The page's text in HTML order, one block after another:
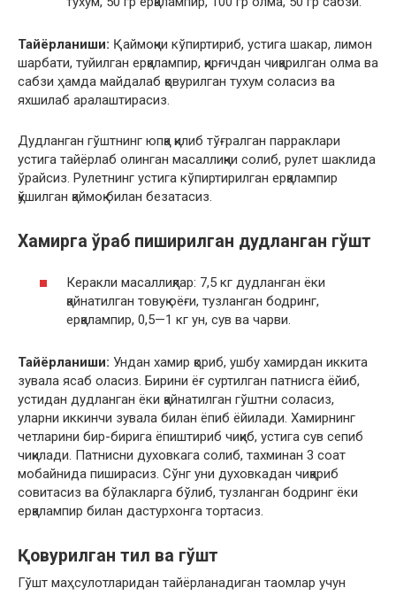
Тайёрланиши: Қаймоқни кўпиртириб, устига шакар, лимон
шарбати, туйилган ерқалампир, қирғичдан чиқарилган олма ва
сабзи ҳамда майдалаб қовурилган тухум соласиз ва
яхшилаб аралаштирасиз.
Дудланган гўштнинг юпқа қилиб тўғралган парраклари
устига тайёрлаб олинган масаллиқни солиб, рулет шаклида
ўрайсиз. Рулетнинг устига кўпиртирилган ерқалампир
қўшилган қаймоқ билан безатасиз.
Хамирга ўраб пиширилган дудланган гўшт
Керакли масаллиқлар: 7,5 кг дудланган ёки
қайнатилган товуқ оёғи, тузланган бодринг,
ерқалампир, 0,5—1 кг ун, сув ва чарви.
Тайёрланиши: Ундан хамир қориб, ушбу хамирдан иккита
зувала ясаб оласиз. Бирини ёғ суртилган патнисга ёйиб,
устидан дудланган ёки қайнатилган гўштни соласиз,
уларни иккинчи зувала билан ёпиб ёйилади. Хамирнинг
четларини бир-бирига ёпиштириб чиқиб, устига сув сепиб
чиқилади. Патнисни духовкага солиб, тахминан 3 соат
мобайнида пиширасиз. Сўнг уни духовкадан чиқариб
совитасиз ва бўлакларга бўлиб, тузланган бодринг ёки
ерқалампир билан дастурхонга тортасиз.
Қовурилган тил ва гўшт
Гўшт маҳсулотларидан тайёрланадиган таомлар учун